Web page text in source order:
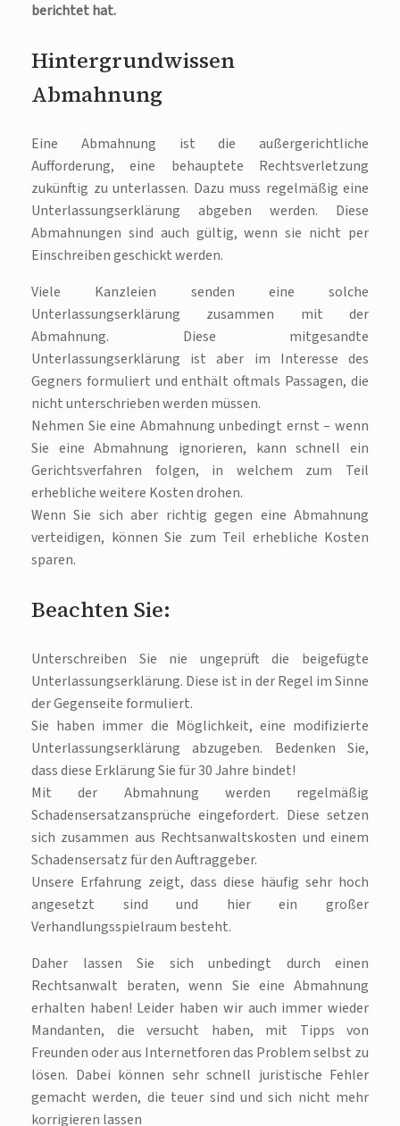
berichtet hat.
Hintergrundwissen
Abmahnung
Eine Abmahnung ist die außergerichtliche
Aufforderung, eine behauptete Rechtsverletzung
zukünftig zu unterlassen. Dazu muss regelmäßig eine
Unterlassungserklärung abgeben werden. Diese
Abmahnungen sind auch gültig, wenn sie nicht per
Einschreiben geschickt werden.
Viele Kanzleien senden eine solche
Unterlassungserklärung zusammen mit der
Abmahnung. Diese mitgesandte
Unterlassungserklärung ist aber im Interesse des
Gegners formuliert und enthält oftmals Passagen, die
nicht unterschrieben werden müssen.
Nehmen Sie eine Abmahnung unbedingt ernst – wenn
Sie eine Abmahnung ignorieren, kann schnell ein
Gerichtsverfahren folgen, in welchem zum Teil
erhebliche weitere Kosten drohen.
Wenn Sie sich aber richtig gegen eine Abmahnung
verteidigen, können Sie zum Teil erhebliche Kosten
sparen.
Beachten Sie:
Unterschreiben Sie nie ungeprüft die beigefügte
Unterlassungserklärung. Diese ist in der Regel im Sinne
der Gegenseite formuliert.
Sie haben immer die Möglichkeit, eine modifizierte
Unterlassungserklärung abzugeben. Bedenken Sie,
dass diese Erklärung Sie für 30 Jahre bindet!
Mit der Abmahnung werden regelmäßig
Schadensersatzansprüche eingefordert. Diese setzen
sich zusammen aus Rechtsanwaltskosten und einem
Schadensersatz für den Auftraggeber.
Unsere Erfahrung zeigt, dass diese häufig sehr hoch
angesetzt sind und hier ein großer
Verhandlungsspielraum besteht.
Daher lassen Sie sich unbedingt durch einen
Rechtsanwalt beraten, wenn Sie eine Abmahnung
erhalten haben! Leider haben wir auch immer wieder
Mandanten, die versucht haben, mit Tipps von
Freunden oder aus Internetforen das Problem selbst zu
lösen. Dabei können sehr schnell juristische Fehler
gemacht werden, die teuer sind und sich nicht mehr
korrigieren lassen